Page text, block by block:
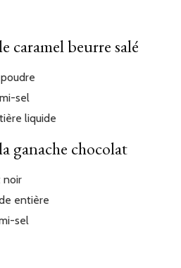
caramel beurre salé
sel
liquide
ganache chocolat
noir
entière
sel